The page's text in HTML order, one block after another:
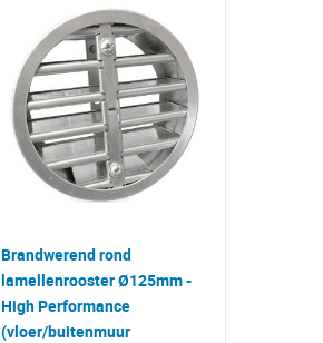
Brandwerend rond
lamellenrooster Ø125mm -
High Performance
(vloer/buitenmuur